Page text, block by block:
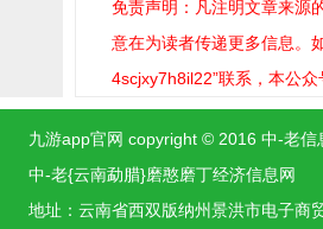
免责声明：凡注明文章来源
意在为读者传递更多信息。
4scjxy7h8il22”联系，本公
九游app官网 copyright © 2016 中-老
中-老{云南勐腊}磨憨磨丁经济信息网
地址：云南省西双版纳州景洪市电子